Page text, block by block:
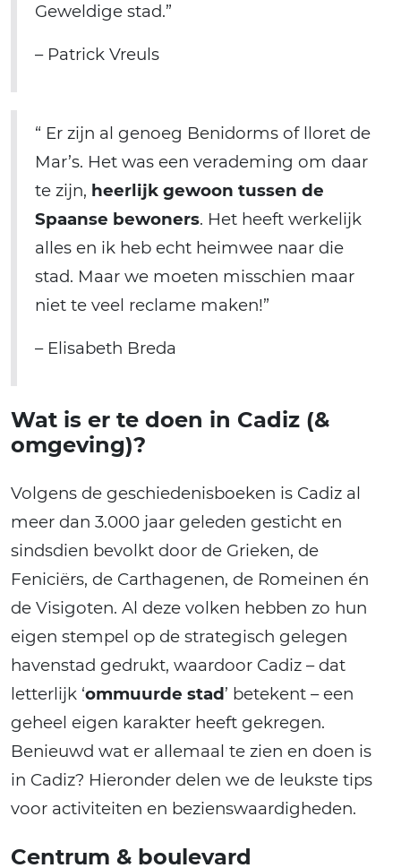
Geweldige stad.”
– Patrick Vreuls
“ Er zijn al genoeg Benidorms of lloret de
Mar’s. Het was een verademing om daar
te zijn, heerlijk gewoon tussen de
Spaanse bewoners. Het heeft werkelijk
alles en ik heb echt heimwee naar die
stad. Maar we moeten misschien maar
niet te veel reclame maken!”
– Elisabeth Breda
Wat is er te doen in Cadiz (&
omgeving)?
Volgens de geschiedenisboeken is Cadiz al
meer dan 3.000 jaar geleden gesticht en
sindsdien bevolkt door de Grieken, de
Feniciërs, de Carthagenen, de Romeinen én
de Visigoten. Al deze volken hebben zo hun
eigen stempel op de strategisch gelegen
havenstad gedrukt, waardoor Cadiz – dat
letterlijk ‘ommuurde stad’ betekent – een
geheel eigen karakter heeft gekregen.
Benieuwd wat er allemaal te zien en doen is
in Cadiz? Hieronder delen we de leukste tips
voor activiteiten en bezienswaardigheden.
Centrum & boulevard